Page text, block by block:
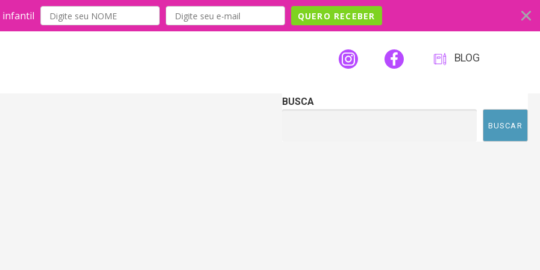
infantil
QUERO RECEBER
BLOG
BUSCA
BUSCAR